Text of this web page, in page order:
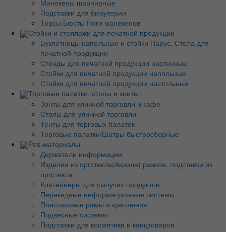
Манекены шарнирные
Подставки для бижутерии
Торсы Бюсты Ноги манекенов
Стойки и стеллажи для печатной продукции
Буклетницы напольные и стойки Парус, Стела для
печатной продукции
Стенды для печатной продукции настенные
Стойки для печатной продукции напольные
Стойки для печатной продукции настольные
Торговые палатки, столы и зонты
Зонты для уличной торговли и кафе
Столы для уличной торговли
Тенты для торговых палаток
Торговые палатки/Шатры быстросборные
Pos-материалы
Держатели информации
Изделия из оргстекла(Акрила) разное, подставки из
оргстекла
Контейнеры для сыпучих продуктов
Перекидные информационные системы
Пластиковые рамы и крепления
Подвесные системы
Подставки для косметики и канцтоваров